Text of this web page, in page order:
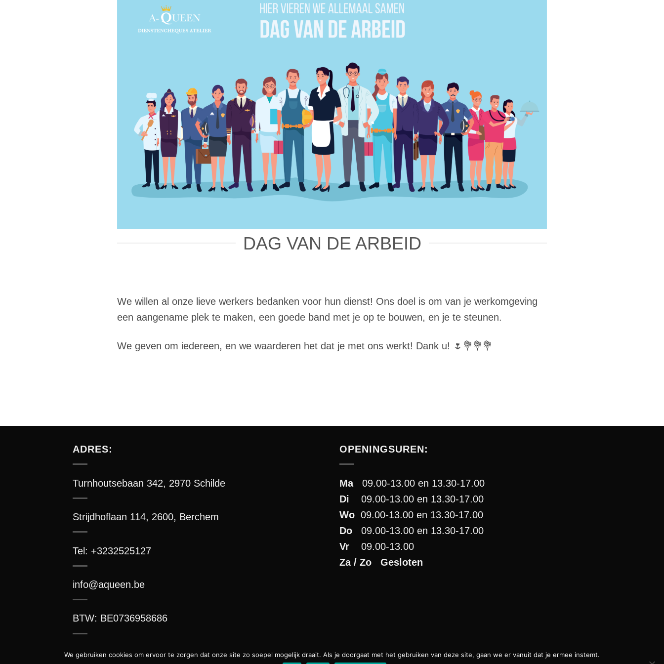
DAG VAN DE ARBEID
We willen al onze lieve werkers bedanken voor hun dienst! Ons doel is om van je werkomgeving
een aangename plek te maken, een goede band met je op te bouwen, en je te steunen.
We geven om iedereen, en we waarderen het dat je met ons werkt! Dank u! 🌷💐💐💐
ADRES:
Turnhoutsebaan 342, 2970 Schilde
Strijdhoflaan 114, 2600, Berchem
Tel: +3232525127
info@aqueen.be
BTW: BE0736958686
OPENINGSUREN:
Ma09.00-13.00 en 13.30-17.00
Di 09.00-13.00 en 13.30-17.00
Wo 09.00-13.00 en 13.30-17.00
Do 09.00-13.00 en 13.30-17.00
Vr 09.00-13.00
Za / Zo Gesloten
We gebruiken cookies om ervoor te zorgen dat onze site zo soepel mogelijk draait. Als je doorgaat met het gebruiken van deze site, gaan we er vanuit dat je ermee instemt.